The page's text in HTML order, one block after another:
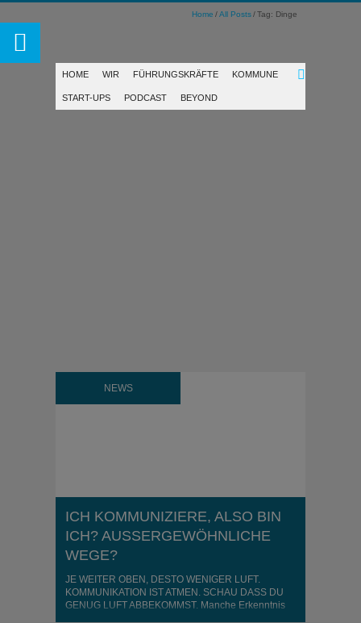
Home All Posts Tag: Dinge
HOME WIR FÜHRUNGSKRÄFTE KOMMUNE
START-UPS PODCAST BEYOND
NEWS
ICH KOMMUNIZIERE, ALSO BIN
ICH? AUSSERGEWÖHNLICHE
WEGE?
JE WEITER OBEN, DESTO WENIGER LUFT.
KOMMUNIKATION IST ATMEN. SCHAU DASS DU
GENUG LUFT ABBEKOMMST. Manche Erkenntnis